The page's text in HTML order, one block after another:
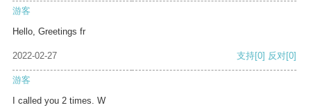
游客
Hello, Greetings fr
2022-02-27 支持[0] 反对[0]
游客
I called you 2 times. W